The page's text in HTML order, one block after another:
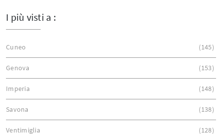
I più visti a :
Cuneo 145
Genova 153
Imperia 148
Savona 138
Ventimiglia 128